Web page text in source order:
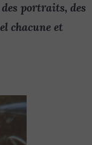
portraits, des
chacune et